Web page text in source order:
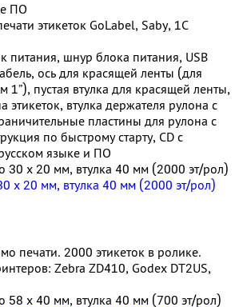
ПО
этикеток GoLabel, Saby, 1С
питания, шнур блока питания, USB
ось для красящей ленты (для
1”), пустая втулка для красящей ленты,
этикеток, втулка держателя рулона с
пластины для рулона с
по быстрому старту, CD с
языке и ПО
х 20 мм, втулка 40 мм (2000 эт/рол)
печати. 2000 этикеток в ролике.
Zebra ZD410, Godex DT2US,